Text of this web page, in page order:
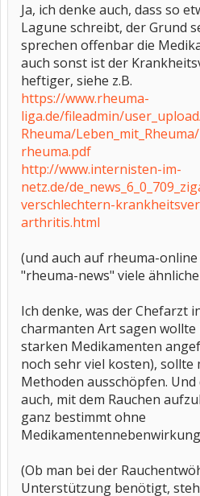
Ja, ich denke auch, dass so
Lagune schreibt, der Grund
sprechen offenbar die
auch sonst ist der
heftiger, siehe z.B.
https://www.rheuma-
liga.de/fileadmin/
Rheuma/
rheuma.pdf
http://www.internisten-im-
netz.de/
verschlechtern-
arthritis.html
(und auch auf rheuma-
"rheuma-news" viele
Ich denke, was der Chefarzt
charmanten Art sagen wollte
starken Medikamenten
noch sehr viel kosten), sollte
Methoden ausschöpfen.
auch, mit dem Rauchen
ganz bestimmt ohne
(Ob man bei der
Unterstützung benötigt,